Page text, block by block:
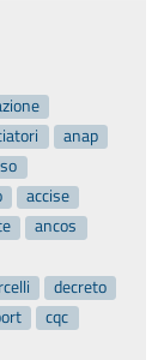
anap
accise
ancos
decreto
cqc